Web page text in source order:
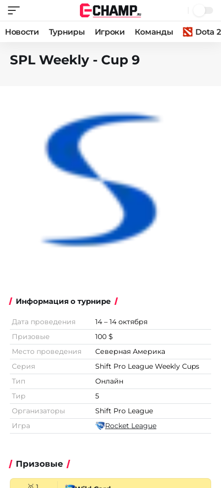
Новости Турниры Игроки Команды Dota 2
SPL Weekly - Cup 9
Информация о турнире
Дата проведения
14 – 14 октября
Призовые
100 $
Место проведения
Северная Америка
Серия
Shift Pro League Weekly Cups
Тип
Онлайн
Тир
5
Организаторы
Shift Pro League
Игра
Rocket League
Призовые